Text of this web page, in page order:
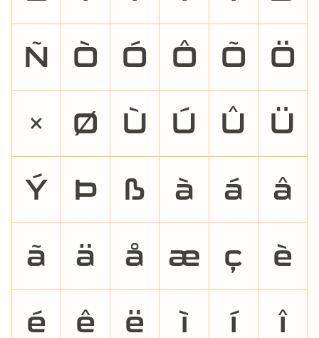
Ñ
Ò Ó Ô Õ
Ö
×
Ø Ù Ú Û
Ü
Ý
Þ ß à á
â
ã
ä å æ ç
è
é
ê ë ì í î